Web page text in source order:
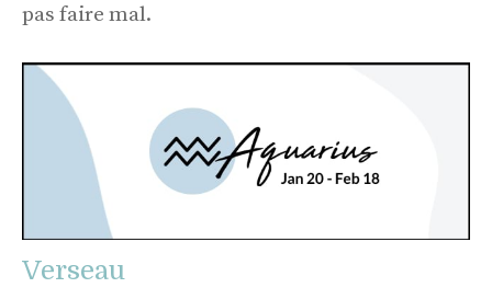
pas faire mal.
Verseau